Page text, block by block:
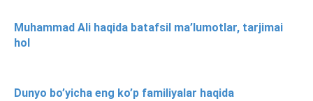
Muhammad Ali haqida batafsil ma’lumotlar, tarjimai
hol
Dunyo bo’yicha eng ko’p familiyalar haqida